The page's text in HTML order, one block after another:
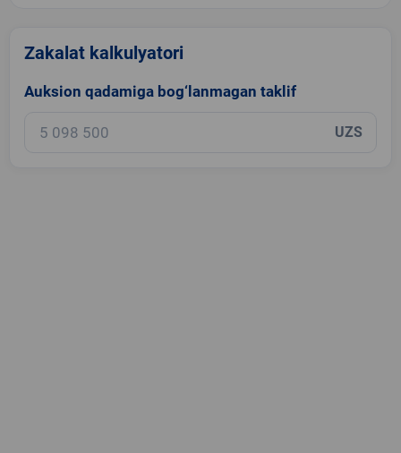
Zakalat kalkulyatori
Auksion qadamiga bog‘lanmagan taklif
UZS